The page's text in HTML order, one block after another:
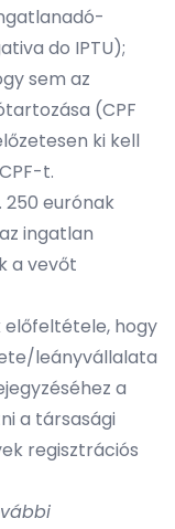
do IPTU);
sem az
(CPF
ki kell
t.
250 eurónak
ingatlan
a vevőt
előfeltétele, hogy
leányvállalata
a
a társasági
regisztrációs